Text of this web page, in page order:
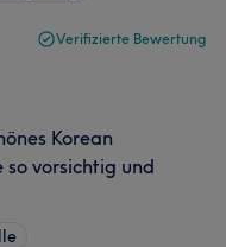
Verifizierte Bewertung
Korean
vorsichtig und